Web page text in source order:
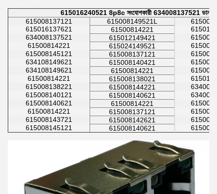
615016240521 8p8c সংযোগকারী 634008137521 ডান কোণ
615008137121
615008149521L
615016137621
61500814221
634008137521
615012149421
61500814221
615024149521
615008145121
615008137121
634108149621
615008140421
634108149621
61500814221
61500814221
615008138021
615008138221
615008144221
615008140121
615008140621
615008140621
61500814221
61500814221
615008137121
615008143721
615008142621
615008145121
615008140621